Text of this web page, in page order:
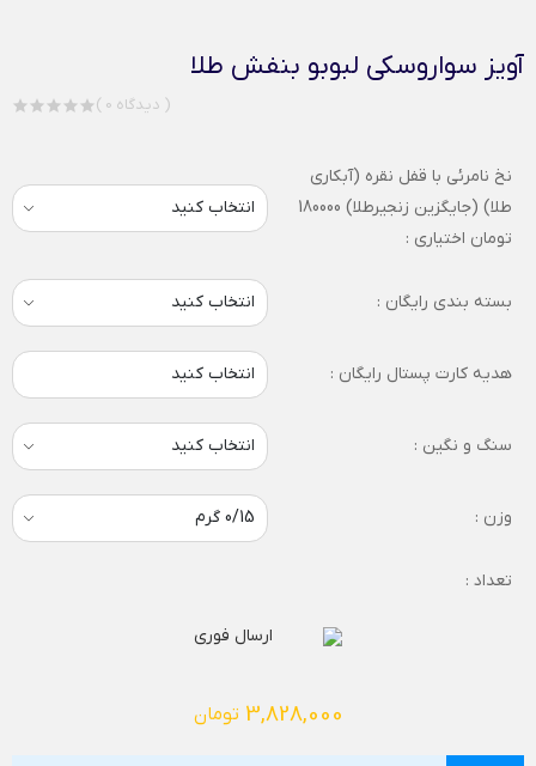
آویز سواروسکی لبوبو بنفش طلا
( 0 دیدگاه )
نخ نامرئی با قفل نقره (آبکاری
طلا) (جایگزین زنجیرطلا) 180000
تومان اختیاری :
بسته بندی رایگان :
هدیه کارت پستال رایگان : انتخاب کنید
سنگ و نگین :
وزن :
تعداد :
ارسال فوری
3,828,000 تومان